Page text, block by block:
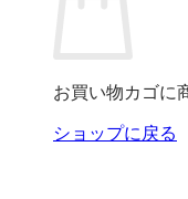
お買い物カゴに
ショップに戻る